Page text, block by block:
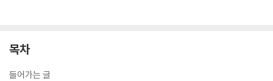
목차
들어가는 글